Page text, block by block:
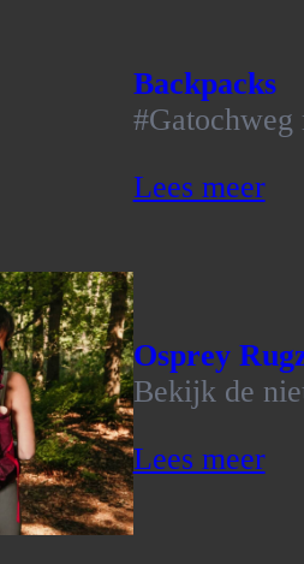
Backpacks
#Gatochweg
Lees meer
Osprey
Bekijk de
Lees meer